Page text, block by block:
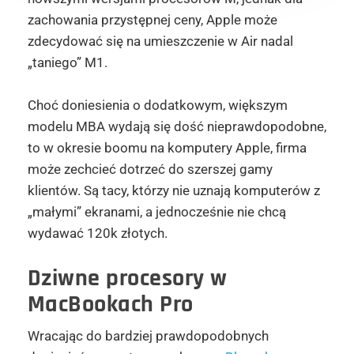
zachowania przystępnej ceny, Apple może
zdecydować się na umieszczenie w Air nadal
„taniego” M1.
Choć doniesienia o dodatkowym, większym
modelu MBA wydają się dość nieprawdopodobne,
to w okresie boomu na komputery Apple, firma
może zechcieć dotrzeć do szerszej gamy
klientów. Są tacy, którzy nie uznają komputerów z
„małymi” ekranami, a jednocześnie nie chcą
wydawać 120k złotych.
Dziwne procesory w
MacBookach Pro
Wracając do bardziej prawdopodobnych